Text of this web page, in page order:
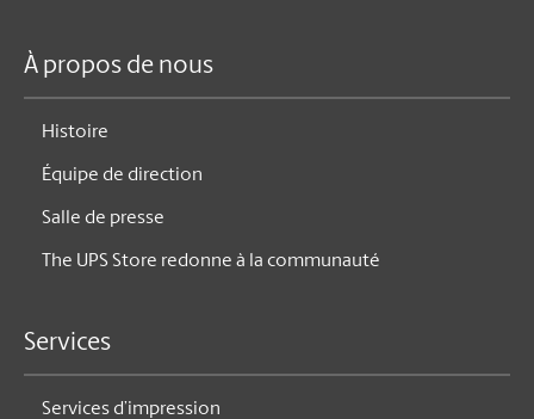
À propos de nous
Histoire
Équipe de direction
Salle de presse
The UPS Store redonne à la communauté
Services
Services d’impression